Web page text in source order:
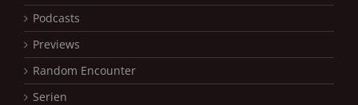
Podcasts
Previews
Random Encounter
Serien